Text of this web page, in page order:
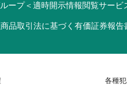
ープ＜適時開示情報閲覧サービ
品取引法に基づく有価証券報
各種